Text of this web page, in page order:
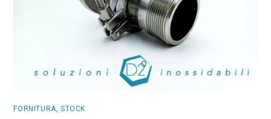
FORNITURA, STOCK